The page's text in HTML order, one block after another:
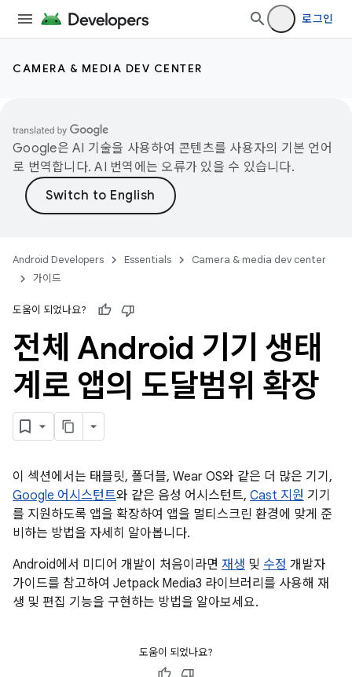
로그인
CAMERA & MEDIA DEV CENTER
Google은 AI 기술을 사용하여 콘텐츠를 사용자의 기본 언어
로 번역합니다. AI 번역에는 오류가 있을 수 있습니다.
Android Developers Essentials
Camera & media dev center
가이드
도움이 되었나요?
전체 Android 기기 생태
계로 앱의 도달범위 확장
이 섹션에서는 태블릿, 폴더블, Wear OS와 같은 더 많은 기기,
Google 어시스턴트와 같은 음성 어시스턴트, Cast 지원 기기
를 지원하도록 앱을 확장하여 앱을 멀티스크린 환경에 맞게 준
비하는 방법을 자세히 알아봅니다.
Android에서 미디어 개발이 처음이라면 재생 및 수정 개발자
가이드를 참고하여 Jetpack Media3 라이브러리를 사용해 재
생 및 편집 기능을 구현하는 방법을 알아보세요.
도움이 되었나요?